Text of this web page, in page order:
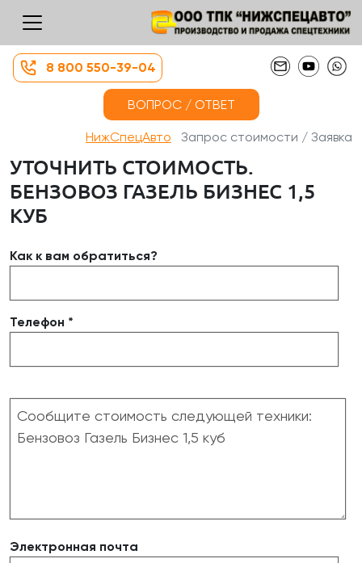
8 800 550-39-04
ВОПРОС / ОТВЕТ
НижСпецАвто Запрос стоимости / Заявка
УТОЧНИТЬ СТОИМОСТЬ.
БЕНЗОВОЗ ГАЗЕЛЬ БИЗНЕС 1,5
КУБ
Как к вам обратиться?
Телефон *
Электронная почта